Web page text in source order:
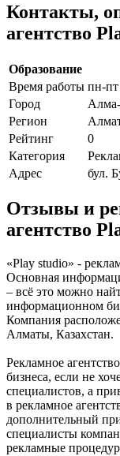
Контакты,
агентство
Образование
Время работы пн-пт
Город
Регион
Рейтинг
0
Категория
Адрес
бул.
Отзывы и
агентство
«Play studio» -
Основная
– всё это можно
информационном
Компания
Алматы, Казахстан.
Рекламное
бизнеса, если не
специалистов, а
в рекламное
дополнительный
специалисты
рекламные